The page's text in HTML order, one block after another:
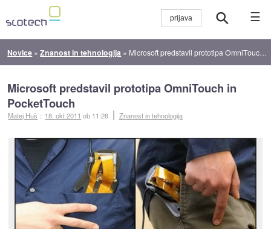
☰
Novice »Znanost in tehnologija » Microsoft predstavil prototipa OmniTouch in PocketTouch
Microsoft predstavil prototipa OmniTouch in
PocketTouch
Matej Huš :: 18. okt 2011 ob 11:26 Znanost in tehnologija